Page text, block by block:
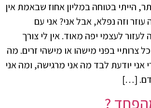
הייתי בטוחה במליון אחוז שבאמת אין
וזה נפלא, אבל אני? אני עם
לעזור לעצמי יפה מאוד. אין לי צורך
צרותיי בפני מישהו או מישהי זרים. מה
אני יודעת לבד מה אני מרגישה, ומה אני
[…]
?